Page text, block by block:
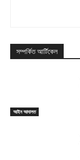
সম্পর্কিত আর্টিকেল
আইন আদালত